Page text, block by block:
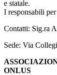
e statale.
I responsabili
Contatti: Sig.ra
Sede: Via
ONLUS